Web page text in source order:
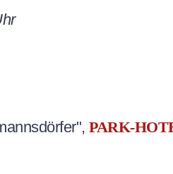
PARK-